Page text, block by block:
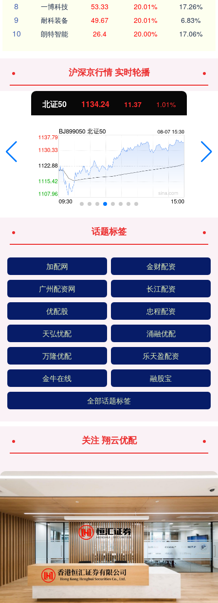
8 一博科技 53.33 20.01% 17.26%
9 耐科装备 49.67 20.01% 6.83%
10 朗特智能 26.4 20.00% 17.06%
沪深京行情 实时轮播
北证50 1134.24 11.37 1.01%
话题标签
加配网 金财配资
广州配资网 长江配资
优配股 忠程配资
天弘忧配 涌融优配
万隆优配 乐天盈配资
金牛在线 融股宝
全部话题标签
关注 翔云优配